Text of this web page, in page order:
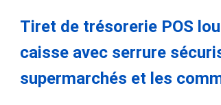
Tiret de trésorerie POS
caisse avec serrure
supermarchés et les